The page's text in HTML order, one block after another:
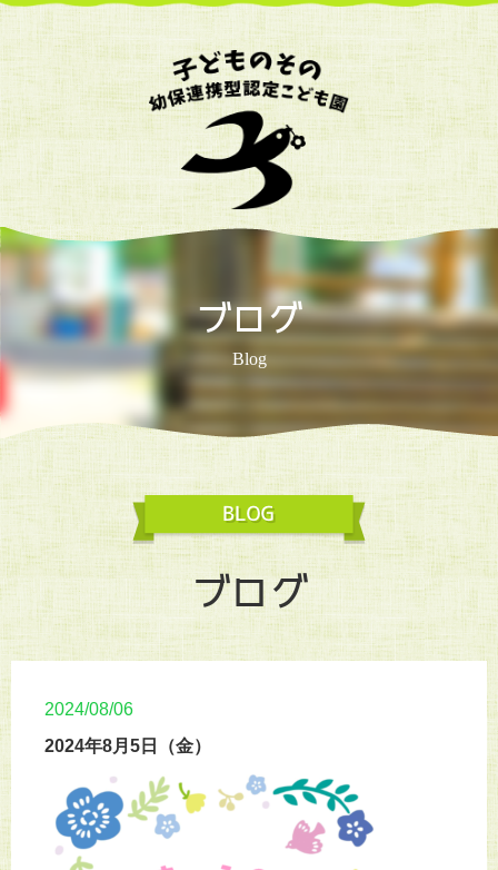
ブログ
Blog
ブログ
2024/08/06
2024年8月5日（金）